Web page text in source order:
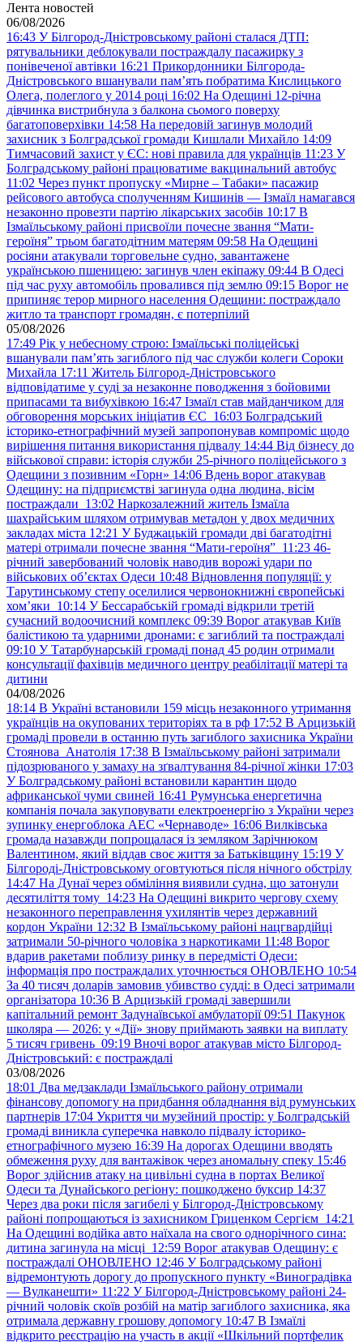
Лента новостей
06/08/2026
16:43 У Білгород-Дністровському районі сталася ДТП:
рятувальники деблокували постраждалу пасажирку з
понівеченої автівки 16:21 Прикордонники Білгорода-
Дністровського вшанували пам’ять побратима Кислицького
Олега, полеглого у 2014 році 16:02 На Одещині 12-річна
дівчинка вистрибнула з балкона сьомого поверху
багатоповерхівки 14:58 На передовій загинув молодий
захисник з Болградської громади Кишлали Михайло 14:09
Тимчасовий захист у ЄС: нові правила для українців 11:23 У
Болградському районі працюватиме вакцинальний автобус
11:02 Через пункт пропуску «Мирне – Табаки» пасажир
рейсового автобуса сполученням Кишинів — Ізмаїл намагався
незаконно провезти партію лікарських засобів 10:17 В
Ізмаїльському районі присвоїли почесне звання “Мати-
героїня” трьом багатодітним матерям 09:58 На Одещині
росіяни атакували торговельне судно, завантажене
українською пшеницею: загинув член екіпажу 09:44 В Одесі
під час руху автомобіль провалився під землю 09:15 Ворог не
припиняє терор мирного населення Одещини: постраждало
житло та транспорт громадян, є потерпілий
05/08/2026
17:49 Рік у небесному строю: Ізмаїльські поліцейські
вшанували пам’ять загиблого під час служби колеги Сороки
Михайла 17:11 Житель Білгород-Дністровського
відповідатиме у суді за незаконне поводження з бойовими
припасами та вибухівкою 16:47 Ізмаїл став майданчиком для
обговорення морських ініціатив ЄС 16:03 Болградський
історико-етнографічний музей запропонував компроміс щодо
вирішення питання використання підвалу 14:44 Від бізнесу до
військової справи: історія служби 25-річного поліцейського з
Одещини з позивним «Горн» 14:06 Вдень ворог атакував
Одещину: на підприємстві загинула одна людина, вісім
постраждали 13:02 Наркозалежний житель Ізмаїла
шахрайським шляхом отримував метадон у двох медичних
закладах міста 12:21 У Буджацькій громади дві багатодітні
матері отримали почесне звання “Мати-героїня” 11:23 46-
річний завербований чоловік наводив ворожі удари по
військових обʼєктах Одеси 10:48 Відновлення популяції: у
Тарутинському степу оселилися червонокнижні європейські
хом’яки 10:14 У Бессарабській громаді відкрили третій
сучасний водоочисний комплекс 09:39 Ворог атакував Київ
балістикою та ударними дронами: є загиблий та постраждалі
09:10 У Татарбунарській громаді понад 45 родин отримали
консультації фахівців медичного центру реабілітації матері та
дитини
04/08/2026
18:14 В Україні встановили 159 місць незаконного утримання
українців на окупованих територіях та в рф 17:52 В Арцизькій
громаді провели в останню путь загиблого захисника України
Стоянова Анатолія 17:38 В Ізмаїльському районі затримали
підозрюваного у замаху на зґвалтування 84-річної жінки 17:03
У Болградському районі встановили карантин щодо
африканської чуми свиней 16:41 Румунська енергетична
компанія почала закуповувати електроенергію з України через
зупинку енергоблока АЕС «Чернаводе» 16:06 Вилківська
громада назавжди попрощалася із земляком Зарічнюком
Валентином, який віддав своє життя за Батьківщину 15:19 У
Білгороді-Дністровському оговтуються після нічного обстрілу
14:47 На Дунаї через обміління виявили судна, що затонули
десятиліття тому 14:23 На Одещині викрито чергову схему
незаконного переправлення ухилянтів через державний
кордон України 12:32 В Ізмаїльському районі нацгвардійці
затримали 50-річного чоловіка з наркотиками 11:48 Ворог
вдарив ракетами поблизу ринку в передмісті Одеси:
інформація про постраждалих уточнюється ОНОВЛЕНО 10:54
За 40 тисяч доларів замовив убивство судді: в Одесі затримали
організатора 10:36 В Арцизькій громаді завершили
капітальний ремонт Задунаївської амбулаторії 09:51 Пакунок
школяра — 2026: у «Дії» знову приймають заявки на виплату
5 тисяч гривень 09:19 Вночі ворог атакував місто Білгород-
Дністровський: є постраждалі
03/08/2026
18:01 Два медзаклади Ізмаїльського району отримали
фінансову допомогу на придбання обладнання від румунських
партнерів 17:04 Укриття чи музейний простір: у Болградській
громаді виникла суперечка навколо підвалу історико-
етнографічного музею 16:39 На дорогах Одещини вводять
обмеження руху для вантажівок через аномальну спеку 15:46
Ворог здійснив атаку на цивільні судна в портах Великої
Одеси та Дунайського регіону: пошкоджено буксир 14:37
Через два роки після загибелі у Білгород-Дністровському
районі попрощаються із захисником Гриценком Сергієм 14:21
На Одещині водійка авто наїхала на свого однорічного сина:
дитина загинула на місці 12:59 Ворог атакував Одещину: є
постраждалі ОНОВЛЕНО 12:46 У Болградському районі
відремонтують дорогу до пропускного пункту «Виноградівка
— Вулканешти» 11:22 У Білгород-Дністровському районі 24-
річний чоловік скоїв розбій на матір загиблого захисника, яка
отримала державну грошову допомогу 10:47 В Ізмаїлі
відкрито реєстрацію на участь в акції «Шкільний портфелик